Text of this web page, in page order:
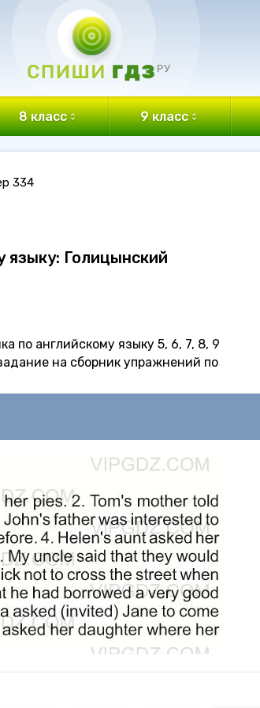
8 класс 9 класс
334
языку: Голицынский
по английскому языку 5, 6, 7, 8, 9
на сборник упражнений по